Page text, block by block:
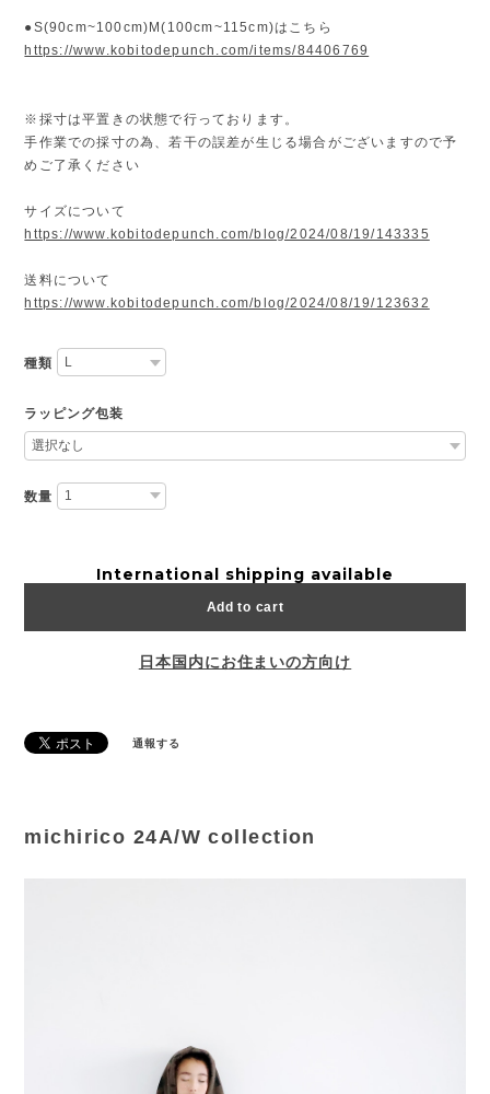
●S(90cm~100cm)M(100cm~115cm)はこちら
https://www.kobitodepunch.com/items/84406769
※採寸は平置きの状態で行っております。
手作業での採寸の為、若干の誤差が生じる場合がございますので予
めご了承ください
サイズについて
https://www.kobitodepunch.com/blog/2024/08/19/143335
送料について
https://www.kobitodepunch.com/blog/2024/08/19/123632
種類
ラッピング包装
数量
International shipping available
Add to cart
日本国内にお住まいの方向け
通報する
michirico 24A/W collection